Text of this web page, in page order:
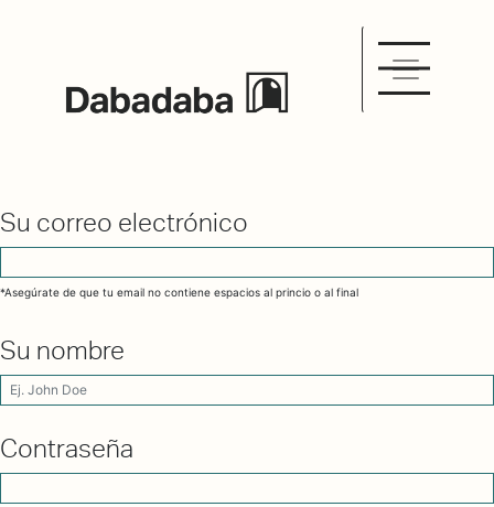
Su correo electrónico
*Asegúrate de que tu email no contiene espacios al princio o al final
Su nombre
Contraseña